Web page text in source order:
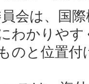
会は、国
わかりや
のと位置